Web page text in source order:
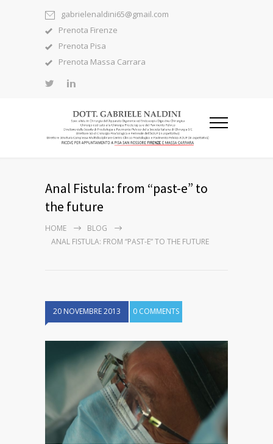
gabrielenaldini65@gmail.com
Prenota Firenze
Prenota Pisa
Prenota Massa Carrara
Anal Fistula: from “past-e” to
the future
HOME
BLOG
ANAL FISTULA: FROM “PAST-E” TO THE FUTURE
20 NOVEMBRE 2013 0 COMMENTS